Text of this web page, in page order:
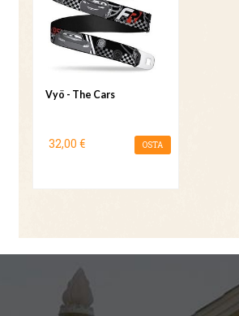
Vyö - The Cars
32,00 € OSTA